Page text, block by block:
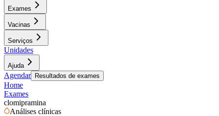
Exames
Vacinas
Serviços
Unidades
Ajuda
Agendar Resultados de exames
Home
Exames
clomipramina
Análises clínicas